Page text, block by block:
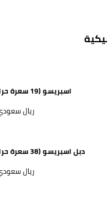
اسبريسو (19 سعرة حرارية)
41 ريال
دبل اسبريسو (38 سعرة حرارية)
48 ريال